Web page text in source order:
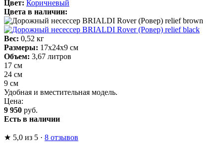
Цвет: Коричневый
Цвета в наличии:
Вес: 0,52 кг
Размеры: 17х24х9 см
Объем: 3,67 литров
17 см
24 см
9 см
Удобная и вместительная модель.
Цена:
9 950 руб.
Есть в наличии
★ 5,0 из 5 · 8 отзывов